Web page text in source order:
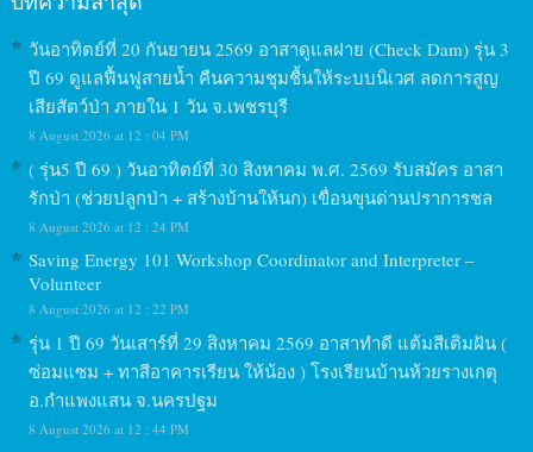
วันอาทิตย์ที่ 20 กันยายน 2569 อาสาดูแลฝาย (Check Dam) รุ่น 3
ปี 69 ดูแลฟื้นฟูสายน้ำ คืนความชุมชื้นให้ระบบนิเวศ ลดการสูญ
เสียสัตว์ป่า ภายใน 1 วัน จ.เพชรบุรี
8 August 2026 at 12 : 04 PM
( รุ่น5 ปี 69 ) วันอาทิตย์ที่ 30 สิงหาคม พ.ศ. 2569 รับสมัคร อาสา
รักป่า (ช่วยปลูกป่า + สร้างบ้านให้นก) เขื่อนขุนด่านปราการชล
8 August 2026 at 12 : 24 PM
Saving Energy 101 Workshop Coordinator and Interpreter –
Volunteer
8 August 2026 at 12 : 22 PM
รุ่น 1 ปี 69 วันเสาร์ที่ 29 สิงหาคม 2569 อาสาทำดี แต้มสีเติมฝัน (
ซ่อมแซม + ทาสีอาคารเรียน ให้น้อง ) โรงเรียนบ้านห้วยรางเกตุ
อ.กำแพงแสน จ.นครปฐม
8 August 2026 at 12 : 44 PM